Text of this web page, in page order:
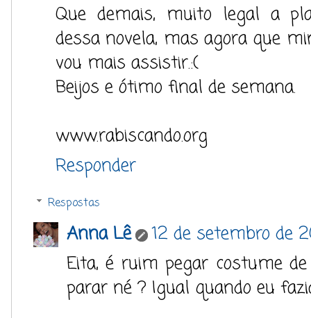
Que demais, muito legal a
dessa novela, mas agora que
vou mais assistir.:(
Beijos e ótimo final de semana.
www.rabiscando.org
Responder
Respostas
Anna Lê
12 de setembro de
Eita, é ruim pegar costume
parar né ? Igual quando eu